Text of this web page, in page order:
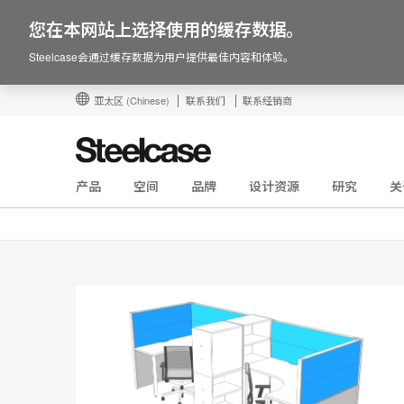
亚太区 (Chinese) 联系我们 联系经销商
产品 空间 品牌 设计资源 研究
您在本网站上选择使用的缓存数据。
Steelcase会通过缓存数据为用户提供最佳内容和体验。